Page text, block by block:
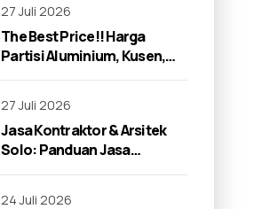
27 Juli 2026
The Best Price!! Harga
Partisi Aluminium, Kusen,
dan Jendela di Solo 2026
27 Juli 2026
Jasa Kontraktor & Arsitek
Solo: Panduan Jasa
24 Juli 2026